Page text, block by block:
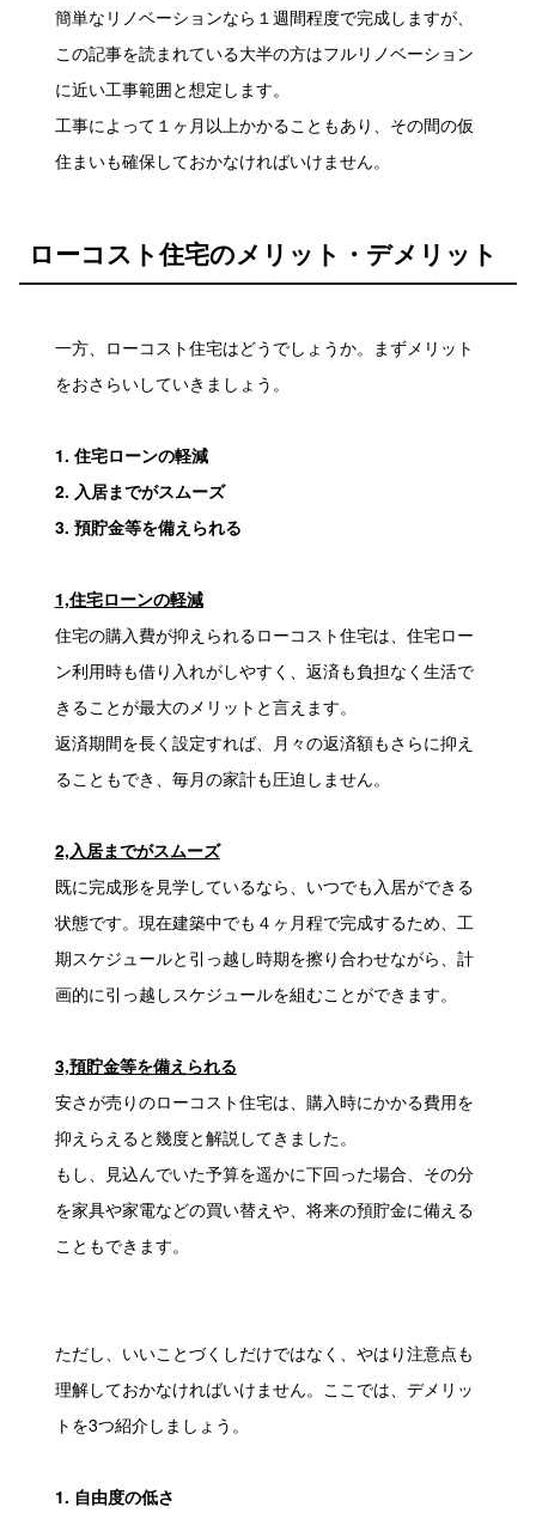
簡単なリノベーションなら１週間程度で完成しますが、
この記事を読まれている大半の方はフルリノベーション
に近い工事範囲と想定します。
工事によって１ヶ月以上かかることもあり、その間の仮
住まいも確保しておかなければいけません。
ローコスト住宅のメリット・デメリット
一方、ローコスト住宅はどうでしょうか。まずメリット
をおさらいしていきましょう。
1. 住宅ローンの軽減
2. 入居までがスムーズ
3. 預貯金等を備えられる
1,住宅ローンの軽減
住宅の購入費が抑えられるローコスト住宅は、住宅ロー
ン利用時も借り入れがしやすく、返済も負担なく生活で
きることが最大のメリットと言えます。
返済期間を長く設定すれば、月々の返済額もさらに抑え
ることもでき、毎月の家計も圧迫しません。
2,入居までがスムーズ
既に完成形を見学しているなら、いつでも入居ができる
状態です。現在建築中でも４ヶ月程で完成するため、工
期スケジュールと引っ越し時期を擦り合わせながら、計
画的に引っ越しスケジュールを組むことができます。
3,預貯金等を備えられる
安さが売りのローコスト住宅は、購入時にかかる費用を
抑えらえると幾度と解説してきました。
もし、見込んでいた予算を遥かに下回った場合、その分
を家具や家電などの買い替えや、将来の預貯金に備える
こともできます。
ただし、いいことづくしだけではなく、やはり注意点も
理解しておかなければいけません。ここでは、デメリッ
トを3つ紹介しましょう。
1. 自由度の低さ